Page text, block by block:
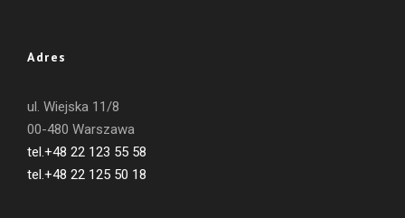
Adres
ul. Wiejska 11/8
00-480 Warszawa
tel.+48 22 123 55 58
tel.+48 22 125 50 18